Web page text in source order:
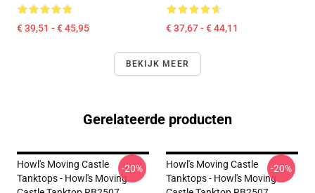
€ 39,51 - € 45,95 € 37,67 - € 44,11
BEKIJK MEER
Gerelateerde producten
Howl's Moving Castle
Tanktops - Howl's Moving
-20%
Howl's Moving Castle
Tanktops - Howl's Moving
-20%